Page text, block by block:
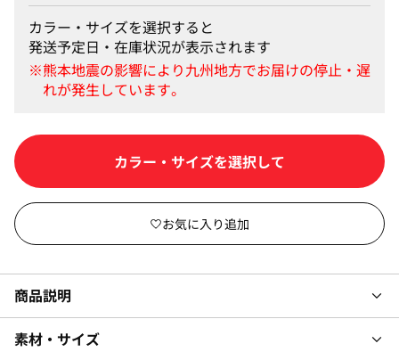
カラー・サイズを選択すると
発送予定日・在庫状況が表示されます
カラー・サイズを選択して
商品説明
素材・サイズ